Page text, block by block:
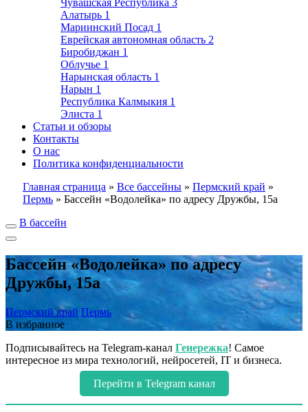
Чувашская Республика 3
Алатырь 1
Мариинский Посад 1
Еврейская автономная область 2
Биробиджан 1
Облучье 1
Нарынская область 1
Нарын 1
Республика Калмыкия 1
Элиста 1
Статьи и обзоры
Контакты
О нас
Политика конфиденциальности
Главная страница » Все бассейны » Пермский край »
Пермь » Бассейн «Водолейка» по адресу Дружбы, 15а
В бассейн
Бассейн «Водолейка» по адресу
Дружбы, 15а
Пермский край Пермь
В избранное
Подписывайтесь на Telegram-канал Генережка! Самое
интересное из мира технологий, нейросетей, IT и бизнеса.
Перейти в Telegram канал